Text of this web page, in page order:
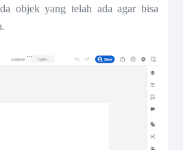
objek yang telah ada agar bisa